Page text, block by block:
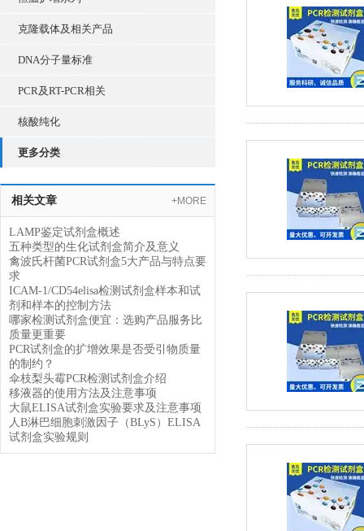
克隆载体及相关产品
DNA分子量标准
PCR及RT-PCR相关
核酸纯化
更多分类
相关文章 +MORE
LAMP鉴定试剂盒概述
五种类型的生化试剂盒简介及意义
禽波氏杆菌PCR试剂盒5大产品与特点要
求
ICAM-1/CD54elisa检测试剂盒样本和试
剂和样本的控制方法
哪家检测试剂盒便宜：选购产品服务比
质量更重要
PCR试剂盒的扩增效果是否受引物质量
的制约？
伞枝梨头霉PCR检测试剂盒介绍
移液器的使用方法及注意事项
大鼠ELISA试剂盒实验要求及注意事项
人B淋巴细胞刺激因子（BLyS）ELISA
试剂盒实验规则